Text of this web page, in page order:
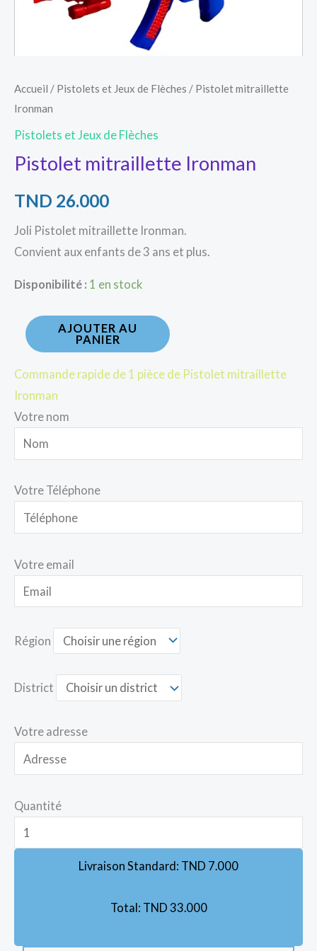
Accueil / Pistolets et Jeux de Flèches / Pistolet mitraillette
Ironman
Pistolets et Jeux de Flèches
Pistolet mitraillette Ironman
TND 26.000
Joli Pistolet mitraillette Ironman.
Convient aux enfants de 3 ans et plus.
Disponibilité : 1 en stock
AJOUTER AU
PANIER
Commande rapide de 1 pièce de Pistolet mitraillette
Ironman
Votre nom
Votre Téléphone
Votre email
Région
District
Votre adresse
Quantité
Livraison Standard: TND 7.000
Total: TND 33.000